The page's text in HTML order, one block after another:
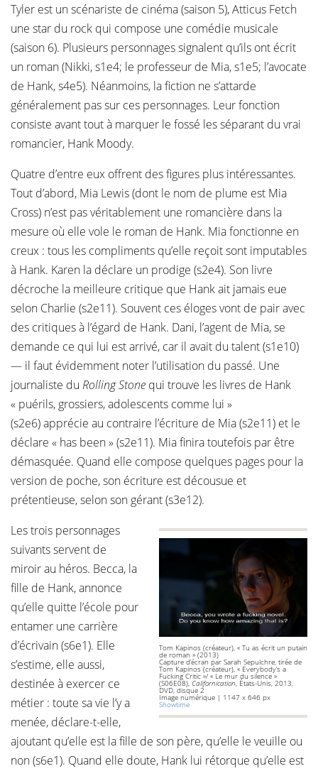
Tyler est un scénariste de cinéma (saison 5), Atticus Fetch
une star du rock qui compose une comédie musicale
(saison 6). Plusieurs personnages signalent qu’ils ont écrit
un roman (Nikki, s1e4; le professeur de Mia, s1e5; l’avocate
de Hank, s4e5). Néanmoins, la fiction ne s’attarde
généralement pas sur ces personnages. Leur fonction
consiste avant tout à marquer le fossé les séparant du vrai
romancier, Hank Moody.
Quatre d’entre eux offrent des figures plus intéressantes.
Tout d’abord, Mia Lewis (dont le nom de plume est Mia
Cross) n’est pas véritablement une romancière dans la
mesure où elle vole le roman de Hank. Mia fonctionne en
creux : tous les compliments qu’elle reçoit sont imputables
à Hank. Karen la déclare un prodige (s2e4). Son livre
décroche la meilleure critique que Hank ait jamais eue
selon Charlie (s2e11). Souvent ces éloges vont de pair avec
des critiques à l’égard de Hank. Dani, l’agent de Mia, se
demande ce qui lui est arrivé, car il avait du talent (s1e10)
— il faut évidemment noter l’utilisation du passé. Une
journaliste du Rolling Stone qui trouve les livres de Hank
« puérils, grossiers, adolescents comme lui »
(s2e6) apprécie au contraire l’écriture de Mia (s2e11) et le
déclare « has been » (s2e11). Mia finira toutefois par être
démasquée. Quand elle compose quelques pages pour la
version de poche, son écriture est décousue et
prétentieuse, selon son gérant (s3e12).
Tom Kapinos (créateur), « Tu as écrit un putain
de roman » (2013)
Capture d’écran par Sarah Sepulchre, tirée de
Tom Kapinos (créateur), « Everybody’s a
Fucking Critic »/ « Le mur du silence »
(S06E08), Californication, États-Unis, 2013,
DVD, disque 2
Image numérique | 1147 x 646 px
Showtime
Les trois personnages
suivants servent de
miroir au héros. Becca, la
fille de Hank, annonce
qu’elle quitte l’école pour
entamer une carrière
d’écrivain (s6e1). Elle
s’estime, elle aussi,
destinée à exercer ce
métier : toute sa vie l’y a
menée, déclare-t-elle,
ajoutant qu’elle est la fille de son père, qu’elle le veuille ou
non (s6e1). Quand elle doute, Hank lui rétorque qu’elle est